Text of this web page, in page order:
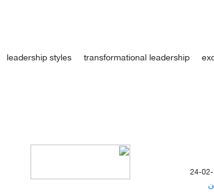
leadership styles transformational leadership